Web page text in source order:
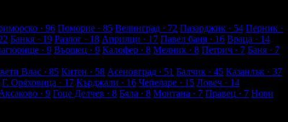
· 96 Поморие · 85 Велинград · 72 Пазарджик · 54 Перник ·
Банкя · 19 Разлог · 18 Априлци · 17 Павел баня · 16 Враца · 14
· 9 Вършец · 9 Калофер · 8 Мелник · 8 Петрич · 7 Баня · 7
Влас · 85 Китен · 58 Асеновград · 51 Балчик · 45 Казанлък · 37
Г. Оряховица · 17 Кърджали · 16 Чепеларе · 15 Ловеч · 14
· 9 Гоце Делчев · 8 Бяла · 8 Монтана · 7 Правец · 7 Нови